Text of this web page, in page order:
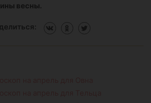
весны.